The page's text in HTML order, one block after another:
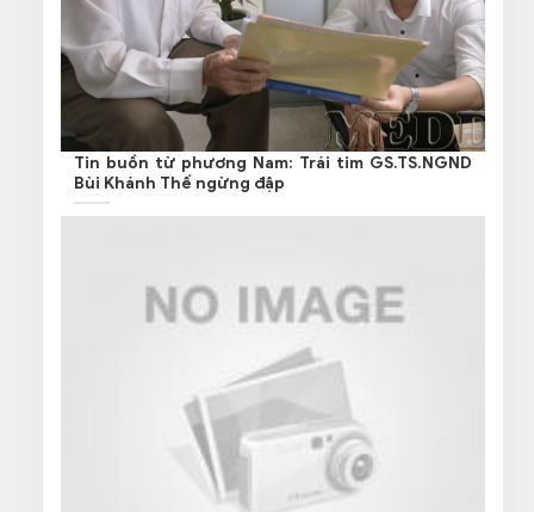
Tin buồn từ phương Nam: Trái tim GS.TS.NGND
Bùi Khánh Thế ngừng đập